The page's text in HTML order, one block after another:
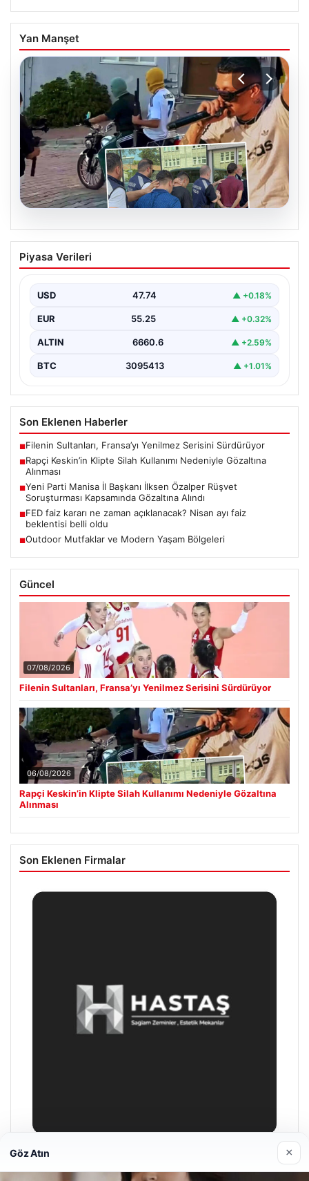
Yan Manşet
06.08.2026
Rapçi Keskin’in Klipte Silah Kullanımı
Nedeniyle Gözaltına Alınması
rapçi Yüşa Keskin, son yaptığı müzik klibinde…
Piyasa Verileri
USD 47.74 ▲ +0.18%
EUR 55.25 ▲ +0.32%
ALTIN 6660.6 ▲ +2.59%
BTC 3095413 ▲ +1.01%
Son Eklenen Haberler
■Filenin Sultanları, Fransa’yı Yenilmez Serisini Sürdürüyor
■Rapçi Keskin’in Klipte Silah Kullanımı Nedeniyle Gözaltına
Alınması
■Yeni Parti Manisa İl Başkanı İlksen Özalper Rüşvet
Soruşturması Kapsamında Gözaltına Alındı
■FED faiz kararı ne zaman açıklanacak? Nisan ayı faiz
beklentisi belli oldu
■Outdoor Mutfaklar ve Modern Yaşam Bölgeleri
Güncel
07/08/2026
Filenin Sultanları, Fransa’yı Yenilmez Serisini Sürdürüyor
06/08/2026
Rapçi Keskin’in Klipte Silah Kullanımı Nedeniyle Gözaltına
Alınması
Son Eklenen Firmalar
Göz Atın ×